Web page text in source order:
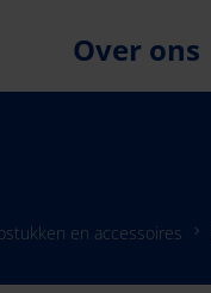
Over ons
en accessoires